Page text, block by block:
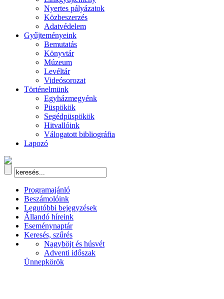
Nyertes pályázatok
Közbeszerzés
Adatvédelem
Gyűjteményeink
Bemutatás
Könyvtár
Múzeum
Levéltár
Videósorozat
Történelmünk
Egyházmegyénk
Püspökök
Segédpüspökök
Hitvallóink
Válogatott bibliográfia
Lapozó
Programajánló
Beszámolóink
Legutóbbi bejegyzések
Állandó híreink
Eseménynaptár
Keresés, szűrés
Nagyböjt és húsvét
Adventi időszak
Ünnepkörök